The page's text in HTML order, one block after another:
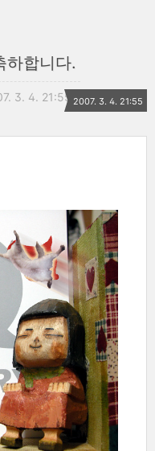
하합니다.
3. 4. 21:55 2007. 3. 4. 21:55